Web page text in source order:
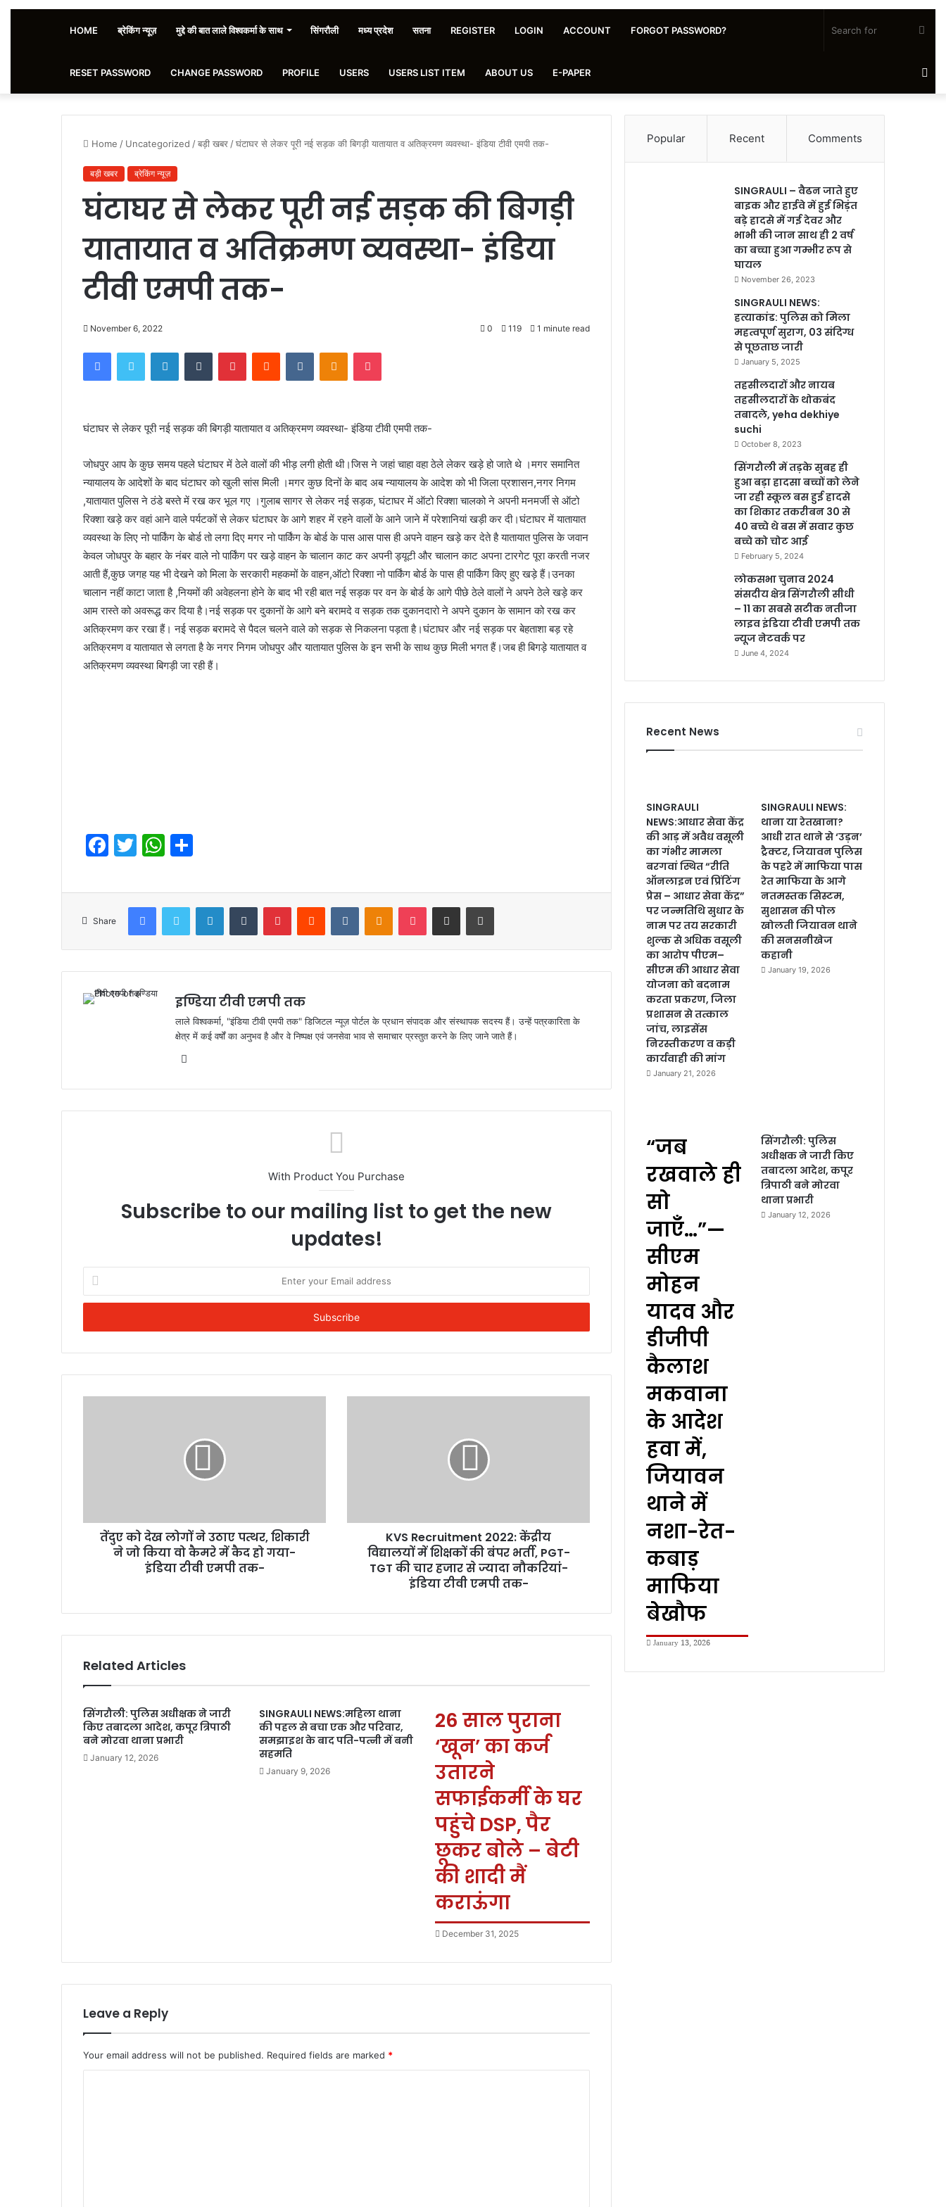
HOME ब्रेकिंग न्यूज़ मुद्दे की बात लाले विश्वकर्मा के साथ सिंगरौली मध्य प्रदेश सतना REGISTER LOGIN ACCOUNT FORGOT PASSWORD?
RESET PASSWORD CHANGE PASSWORD PROFILE USERS USERS LIST ITEM ABOUT US E-PAPER for
Home / Uncategorized /बड़ी खबर /घंटाघर से लेकर पूरी नई सड़क की बिगड़ी यातायात व अतिक्रमण व्यवस्था- इंडिया टीवी एमपी तक-
बड़ी खबर ब्रेकिंग न्यूज़
घंटाघर से लेकर पूरी नई सड़क की बिगड़ी
यातायात व अतिक्रमण व्यवस्था- इंडिया
टीवी एमपी तक-
November 6, 2022 0 119 1 minute read
FacebookTwitter LinkedInTumblr PinterestReddit VKontakteOdnoklassniki
Pocket
घंटाघर से लेकर पूरी नई सड़क की बिगड़ी यातायात व अतिक्रमण व्यवस्था- इंडिया टीवी एमपी तक-
जोधपुर आप के कुछ समय पहले घंटाघर में ठेले वालों की भीड़ लगी होती थी।जिस ने जहां चाहा वहा ठेले लेकर खड़े हो जाते थे ।मगर समानित
न्यायालय के आदेशों के बाद घंटाघर को खुली सांस मिली ।मगर कुछ दिनों के बाद अब न्यायालय के आदेश को भी जिला प्रशासन,नगर निगम
,यातायात पुलिस ने ठंडे बस्ते में रख कर भूल गए ।गुलाब सागर से लेकर नई सड़क, घंटाघर में ऑटो रिक्शा चालको ने अपनी मनमर्जी से ऑटो
रिक्शा खड़े कर वहां आने वाले पर्यटकों से लेकर घंटाघर के आगे शहर में रहने वालों के आने जाने में परेशानियां खड़ी कर दी।घंटाघर में यातायात
व्यवस्था के लिए नो पार्किंग के बोर्ड तो लगा दिए मगर नो पार्किंग के बोर्ड के पास आस पास ही अपने वाहन खड़े कर देते है यातायात पुलिस के जवान
केवल जोधपुर के बहार के नंबर वाले नो पार्किंग पर खड़े वाहन के चालान काट कर अपनी ड्यूटी और चालान काट अपना टारगेट पूरा करती नजर
आती हैं,कुछ जगह यह भी देखने को मिला के सरकारी महकमों के वाहन,ऑटो रिक्शा नो पार्किंग बोर्ड के पास ही पार्किंग किए हुए खड़े हैं।उनका
चालान नहीं काटा जाता है ,नियमों की अवेहलना होने के बाद भी रही बात नई सड़क पर वन के बोर्ड के आगे पीछे ठेले वालों ने अपने ठेले खड़े कर
आम रास्ते को अवरूद्ध कर दिया है।नई सड़क पर दुकानों के आगे बने बरामदे व सड़क तक दुकानदारो ने अपने दुकान के सामान को रख कर
अतिक्रमण कर रखा हैं। नई सड़क बरामदे से पैदल चलने वाले को सड़क से निकलना पड़ता है।घंटाघर और नई सड़क पर बेहताशा बड़ रहे
अतिक्रमण व यातायात से लगता है के नगर निगम जोधपुर और यातायात पुलिस के इन सभी के साथ कुछ मिली भगत हैं।जब ही बिगड़े यातायात व
अतिक्रमण व्यवस्था बिगड़ी जा रही हैं।
F
c
e
o
o
k
T
itt
er
W
at
s
A
p
p
ar
e
Share
FacebookTwitter LinkedInTumblr PinterestReddit VKontakteOdnoklassniki
Pocket Share via Email Print
इण्डिया टीवी एमपी तक
लाले विश्वकर्मा, "इंडिया टीवी एमपी तक" डिजिटल न्यूज़ पोर्टल के प्रधान संपादक और संस्थापक सदस्य हैं। उन्हें पत्रकारिता के
क्षेत्र में कई वर्षों का अनुभव है और वे निष्पक्ष एवं जनसेवा भाव से समाचार प्रस्तुत करने के लिए जाने जाते हैं।
With Product You Purchase
Subscribe to our mailing list to get the new
updates!
your
Email
तेंदुए को देख लोगों ने उठाए पत्थर, शिकारी
ने जो किया वो कैमरे में कैद हो गया-
इंडिया टीवी एमपी तक-
KVS Recruitment 2022: केंद्रीय
विद्यालयों में शिक्षकों की बंपर भर्ती, PGT-
TGT की चार हजार से ज्यादा नौकरियां-
इंडिया टीवी एमपी तक-
Related Articles
सिंगरौली: पुलिस अधीक्षक ने जारी
किए तबादला आदेश, कपूर त्रिपाठी
बने मोरवा थाना प्रभारी
January 12, 2026
SINGRAULI NEWS:महिला थाना
की पहल से बचा एक और परिवार,
समझाइश के बाद पति-पत्नी में बनी
सहमति
January 9, 2026
26 साल पुराना
‘खून’ का कर्ज
उतारने
सफाईकर्मी के घर
पहुंचे DSP, पैर
छूकर बोले – बेटी
की शादी मैं
कराऊंगा
December 31, 2025
Leave a Reply
Your email address will not be published. Required fields are marked *
Popular Recent Comments
SINGRAULI – वैढन जाते हुए
बाइक और हाईवे में हुई भिड़ंत
बड़े हादसे में गई देवर और
भाभी की जान साथ ही 2 वर्ष
का बच्चा हुआ गम्भीर रूप से
घायल
November 26, 2023
SINGRAULI NEWS:
हत्याकांड: पुलिस को मिला
महत्वपूर्ण सुराग, 03 संदिग्ध
से पूछताछ जारी
January 5, 2025
तहसीलदारों और नायब
तहसीलदारों के थोकबंद
तबादले, yeha dekhiye
suchi
October 8, 2023
सिंगरौली में तड़के सुबह ही
हुआ बड़ा हादसा बच्चों को लेने
जा रही स्कूल बस हुई हादसे
का शिकार तकरीबन 30 से
40 बच्चे थे बस में सवार कुछ
बच्चे को चोट आई
February 5, 2024
लोकसभा चुनाव 2024
संसदीय क्षेत्र सिंगरौली सीधी
– 11 का सबसे सटीक नतीजा
लाइव इंडिया टीवी एमपी तक
न्यूज नेटवर्क पर
June 4, 2024
Recent News
SINGRAULI
NEWS:आधार सेवा केंद्र
की आड़ में अवैध वसूली
का गंभीर मामला
बरगवां स्थित “रीति
ऑनलाइन एवं प्रिंटिंग
प्रेस – आधार सेवा केंद्र”
पर जन्मतिथि सुधार के
नाम पर तय सरकारी
शुल्क से अधिक वसूली
का आरोप पीएम–
सीएम की आधार सेवा
योजना को बदनाम
करता प्रकरण, जिला
प्रशासन से तत्काल
जांच, लाइसेंस
निरस्तीकरण व कड़ी
कार्यवाही की मांग
January 21, 2026
SINGRAULI NEWS:
थाना या रेतखाना?
आधी रात थाने से ‘उड़न’
ट्रैक्टर, जियावन पुलिस
के पहरे में माफिया पास
रेत माफिया के आगे
नतमस्तक सिस्टम,
सुशासन की पोल
खोलती जियावन थाने
की सनसनीखेज
कहानी
January 19, 2026
“जब
रखवाले ही
सो
जाएँ…”—
सीएम
मोहन
यादव और
डीजीपी
कैलाश
मकवाना
के आदेश
हवा में,
जियावन
थाने में
नशा-रेत-
कबाड़
माफिया
बेखौफ
January 13, 2026
सिंगरौली: पुलिस
अधीक्षक ने जारी किए
तबादला आदेश, कपूर
त्रिपाठी बने मोरवा
थाना प्रभारी
January 12, 2026